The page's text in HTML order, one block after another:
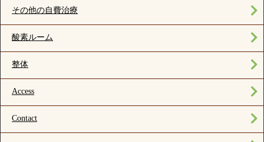
その他の自費治療
酸素ルーム
整体
Access
Contact